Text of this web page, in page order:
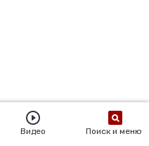
Видео Поиск и меню